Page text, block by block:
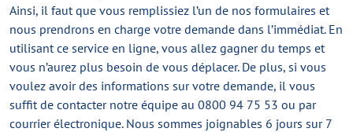
Ainsi, il faut que vous remplissiez l’un de nos formulaires et
nous prendrons en charge votre demande dans l’immédiat. En
utilisant ce service en ligne, vous allez gagner du temps et
vous n’aurez plus besoin de vous déplacer. De plus, si vous
voulez avoir des informations sur votre demande, il vous
suffit de contacter notre équipe au 0800 94 75 53 ou par
courrier électronique. Nous sommes joignables 6 jours sur 7